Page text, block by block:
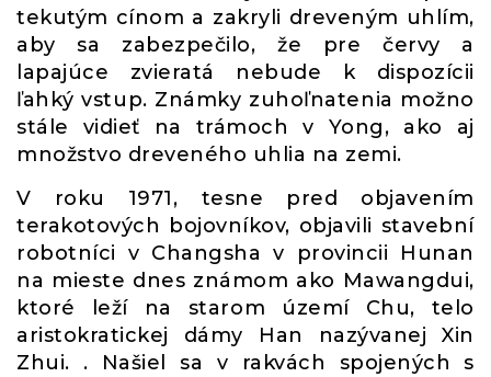
tekutým cínom a zakryli dreveným uhlím,
aby sa zabezpečilo, že pre červy a
lapajúce zvieratá nebude k dispozícii
ľahký vstup. Známky zuhoľnatenia možno
stále vidieť na trámoch v Yong, ako aj
množstvo dreveného uhlia na zemi.
V roku 1971, tesne pred objavením
terakotových bojovníkov, objavili stavební
robotníci v Changsha v provincii Hunan
na mieste dnes známom ako Mawangdui,
ktoré leží na starom území Chu, telo
aristokratickej dámy Han nazývanej Xin
Zhui. . Našiel sa v rakvách spojených s